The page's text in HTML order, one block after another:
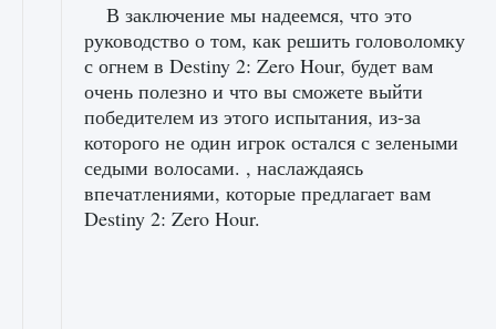
В заключение мы надеемся, что это
руководство о том, как решить головоломку
с огнем в Destiny 2: Zero Hour, будет вам
очень полезно и что вы сможете выйти
победителем из этого испытания, из-за
которого не один игрок остался с зелеными
седыми волосами. , наслаждаясь
впечатлениями, которые предлагает вам
Destiny 2: Zero Hour.